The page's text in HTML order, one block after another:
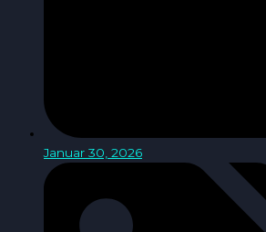
Januar 30, 2026